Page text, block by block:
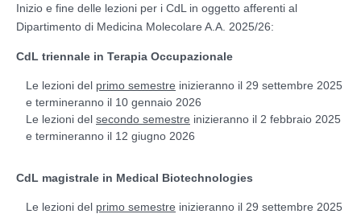
Inizio e fine delle lezioni per i CdL in oggetto afferenti al
Dipartimento di Medicina Molecolare A.A. 2025/26:
CdL triennale in Terapia Occupazionale
Le lezioni del primo semestre inizieranno il 29 settembre 2025
e termineranno il 10 gennaio 2026
Le lezioni del secondo semestre inizieranno il 2 febbraio 2025
e termineranno il 12 giugno 2026
CdL magistrale in Medical Biotechnologies
Le lezioni del primo semestre inizieranno il 29 settembre 2025